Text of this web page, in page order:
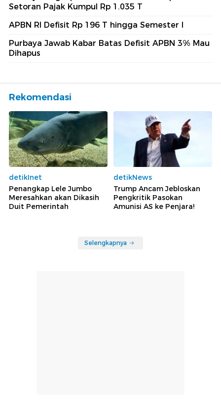
Setoran Pajak Kumpul Rp 1.035 T
APBN RI Defisit Rp 196 T hingga Semester I
Purbaya Jawab Kabar Batas Defisit APBN 3% Mau
Dihapus
Rekomendasi
detikInet
Penangkap Lele Jumbo
Meresahkan akan Dikasih
Duit Pemerintah
detikNews
Trump Ancam Jebloskan
Pengkritik Pasokan
Amunisi AS ke Penjara!
Selengkapnya